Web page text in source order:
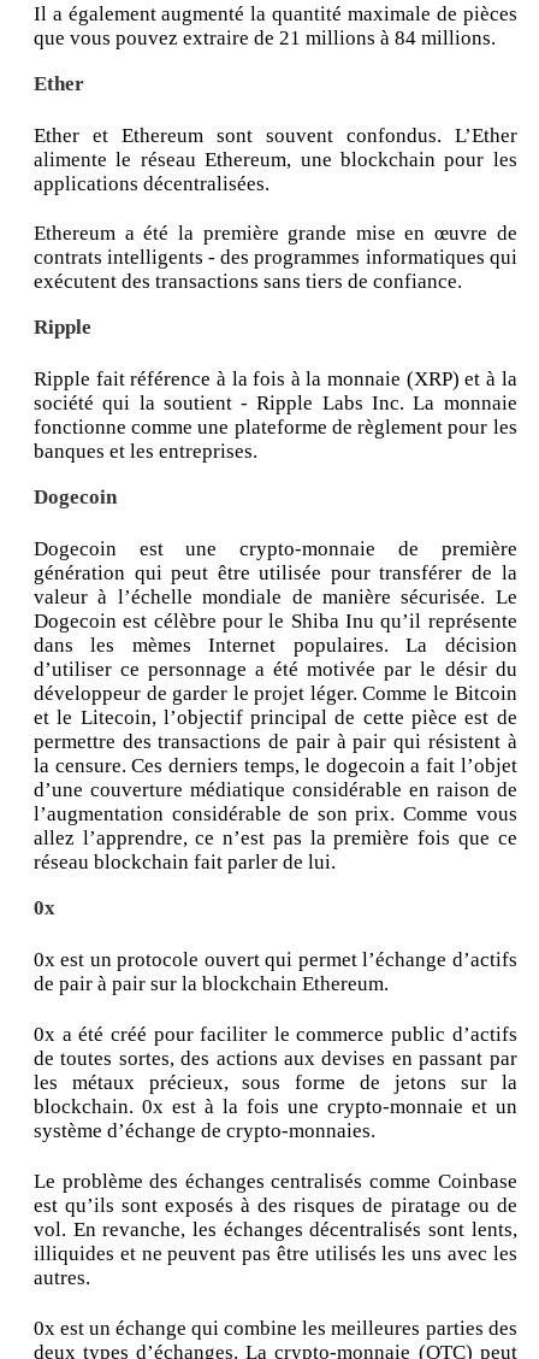
Il a également augmenté la quantité maximale de pièces
que vous pouvez extraire de 21 millions à 84 millions.
Ether
Ether et Ethereum sont souvent confondus. L’Ether
alimente le réseau Ethereum, une blockchain pour les
applications décentralisées.
Ethereum a été la première grande mise en œuvre de
contrats intelligents - des programmes informatiques qui
exécutent des transactions sans tiers de confiance.
Ripple
Ripple fait référence à la fois à la monnaie (XRP) et à la
société qui la soutient - Ripple Labs Inc. La monnaie
fonctionne comme une plateforme de règlement pour les
banques et les entreprises.
Dogecoin
Dogecoin est une crypto-monnaie de première
génération qui peut être utilisée pour transférer de la
valeur à l’échelle mondiale de manière sécurisée. Le
Dogecoin est célèbre pour le Shiba Inu qu’il représente
dans les mèmes Internet populaires. La décision
d’utiliser ce personnage a été motivée par le désir du
développeur de garder le projet léger. Comme le Bitcoin
et le Litecoin, l’objectif principal de cette pièce est de
permettre des transactions de pair à pair qui résistent à
la censure. Ces derniers temps, le dogecoin a fait l’objet
d’une couverture médiatique considérable en raison de
l’augmentation considérable de son prix. Comme vous
allez l’apprendre, ce n’est pas la première fois que ce
réseau blockchain fait parler de lui.
0x
0x est un protocole ouvert qui permet l’échange d’actifs
de pair à pair sur la blockchain Ethereum.
0x a été créé pour faciliter le commerce public d’actifs
de toutes sortes, des actions aux devises en passant par
les métaux précieux, sous forme de jetons sur la
blockchain. 0x est à la fois une crypto-monnaie et un
système d’échange de crypto-monnaies.
Le problème des échanges centralisés comme Coinbase
est qu’ils sont exposés à des risques de piratage ou de
vol. En revanche, les échanges décentralisés sont lents,
illiquides et ne peuvent pas être utilisés les uns avec les
autres.
0x est un échange qui combine les meilleures parties des
deux types d’échanges. La crypto-monnaie (OTC) peut